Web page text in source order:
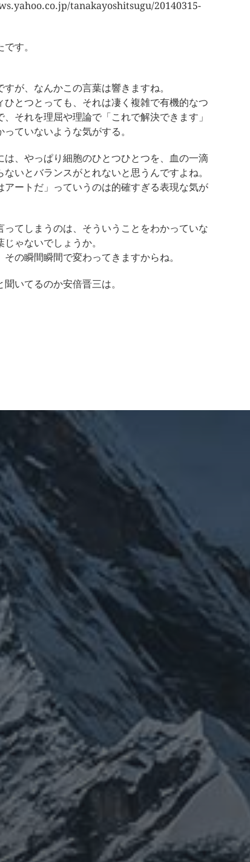
tanakayoshitsugu/20140315-
す。
が、なんかこの言葉は響きますね。
ひとつとっても、それは凄く複雑で有機的なつ
それを理屈や理論で「これで解決できます」
ていないような気がする。
は、やっぱり細胞のひとつひとつを、血の一滴
いとバランスがとれないと思うんですよね。
アートだ」っていうのは的確すぎる表現な気が
ってしまうのは、そういうことをわかっていな
ゃないでしょうか。
その瞬間瞬間で変わってきますからね。
いてるのか安倍晋三は。
チェルノブイリ ネパール ビジネス メルマガ「龍の息吹」
メ
とつながる 山伏日記心 情勢 整体 時事
経済 経絡経穴 菊名 行者 被災地 身体は宇宙 陰陽
2ウクライナ エネルギー代謝 コロナウイル